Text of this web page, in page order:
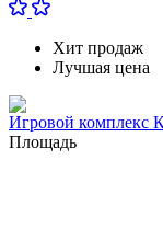
Хит продаж
Лучшая цена
Игровой комплекс
Площадь